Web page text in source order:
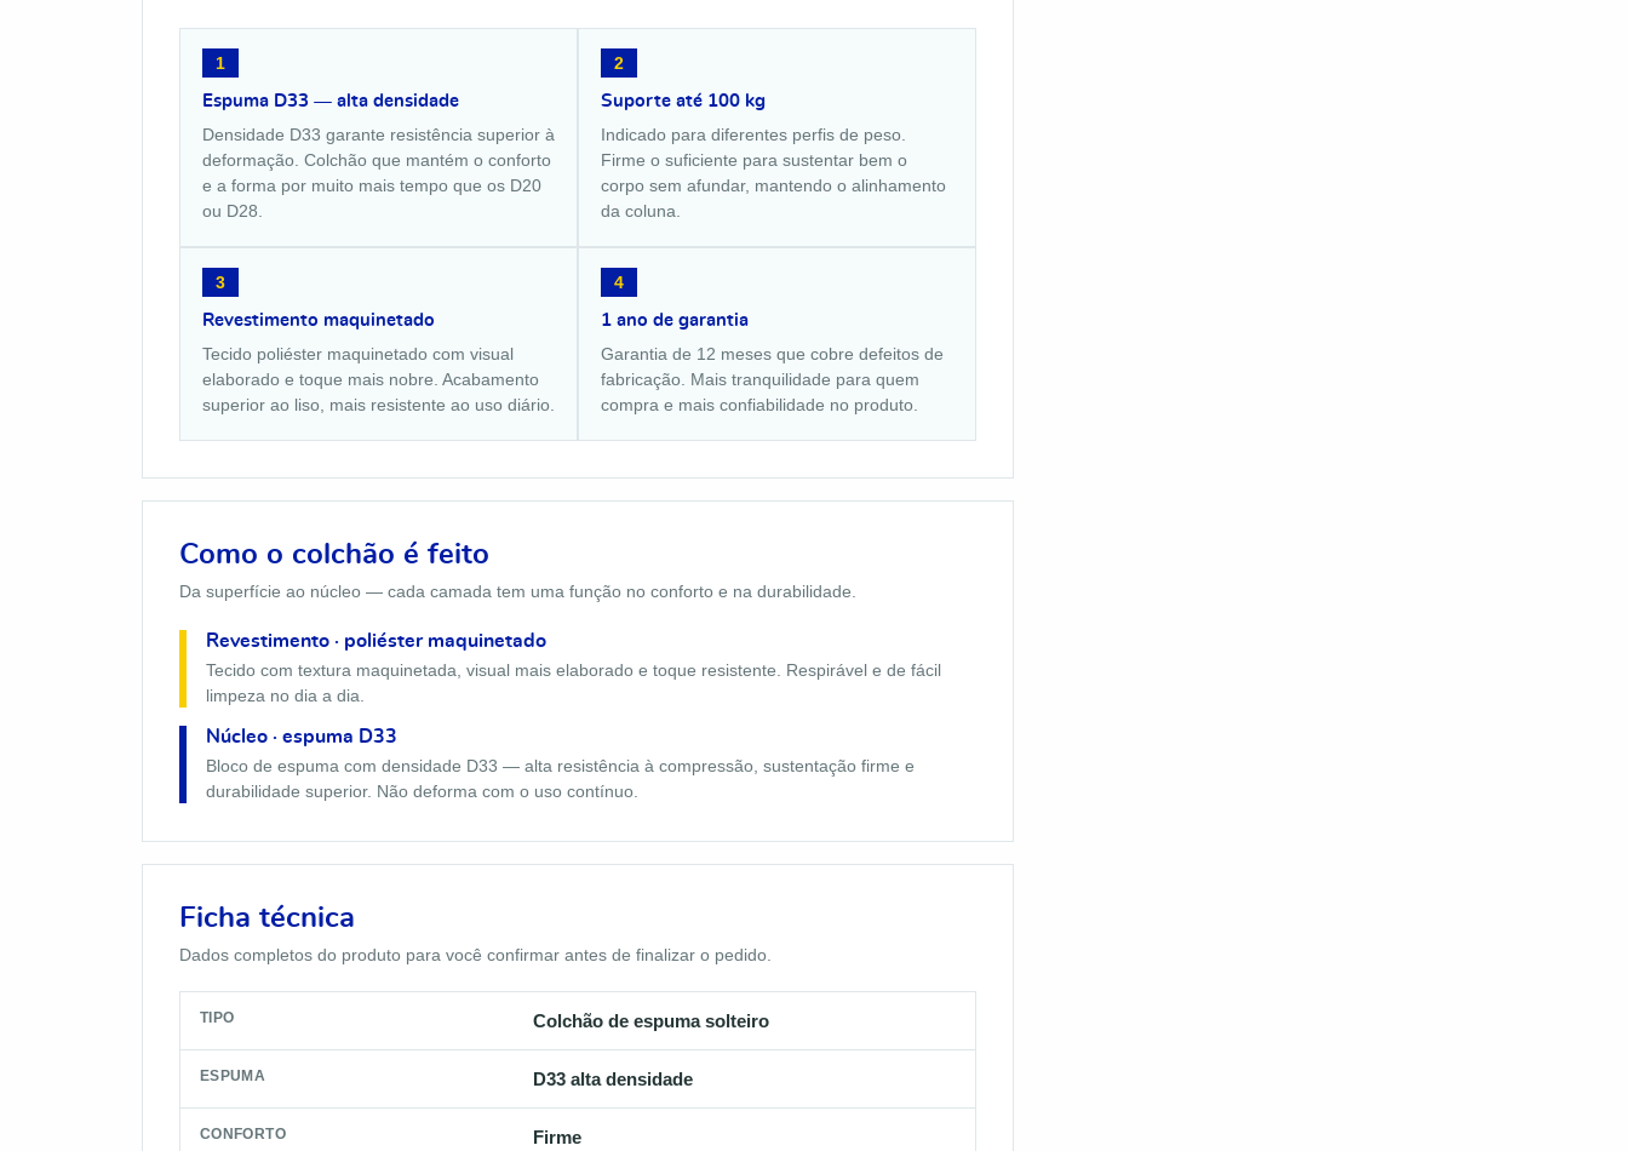
1
Espuma D33 — alta densidade
Densidade D33 garante resistência superior à
deformação. Colchão que mantém o conforto
e a forma por muito mais tempo que os D20
ou D28.
2
Suporte até 100 kg
Indicado para diferentes perfis de peso.
Firme o suficiente para sustentar bem o
corpo sem afundar, mantendo o alinhamento
da coluna.
3
Revestimento maquinetado
Tecido poliéster maquinetado com visual
elaborado e toque mais nobre. Acabamento
superior ao liso, mais resistente ao uso diário.
4
1 ano de garantia
Garantia de 12 meses que cobre defeitos de
fabricação. Mais tranquilidade para quem
compra e mais confiabilidade no produto.
Como o colchão é feito
Da superfície ao núcleo — cada camada tem uma função no conforto e na durabilidade.
Revestimento · poliéster maquinetado
Tecido com textura maquinetada, visual mais elaborado e toque resistente. Respirável e de fácil
limpeza no dia a dia.
Núcleo · espuma D33
Bloco de espuma com densidade D33 — alta resistência à compressão, sustentação firme e
durabilidade superior. Não deforma com o uso contínuo.
Ficha técnica
Dados completos do produto para você confirmar antes de finalizar o pedido.
TIPO Colchão de espuma solteiro
ESPUMA D33 alta densidade
CONFORTO Firme